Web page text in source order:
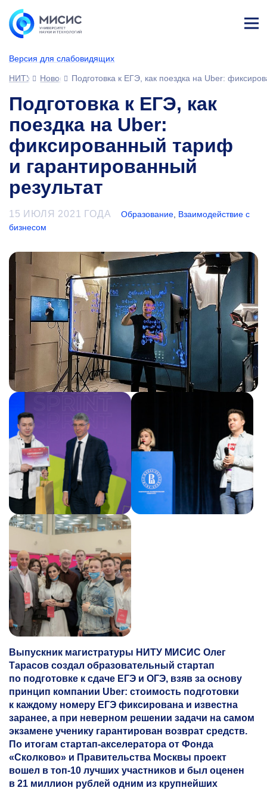
Версия для слабовидящих
ине
НИТУ МИСИС
НовостиПодготовка к ЕГЭ, как поездка на Uber:
Подготовка к ЕГЭ, как
поездка на Uber:
фиксированный тариф
и гарантированный
результат
15 ИЮЛЯ 2021 ГОДА Образование, Взаимодействие с
бизнесом
Выпускник магистратуры НИТУ МИСИС Олег
Тарасов создал образовательный стартап
по подготовке к сдаче ЕГЭ и ОГЭ, взяв за основу
принцип компании Uber: стоимость подготовки
к каждому номеру ЕГЭ фиксирована и известна
заранее, а при неверном решении задачи на самом
экзамене ученику гарантирован возврат средств.
По итогам стартап-акселератора от Фонда
«Сколково» и Правительства Москвы проект
вошел в топ-10 лучших участников и был оценен
в 21 миллион рублей одним из крупнейших